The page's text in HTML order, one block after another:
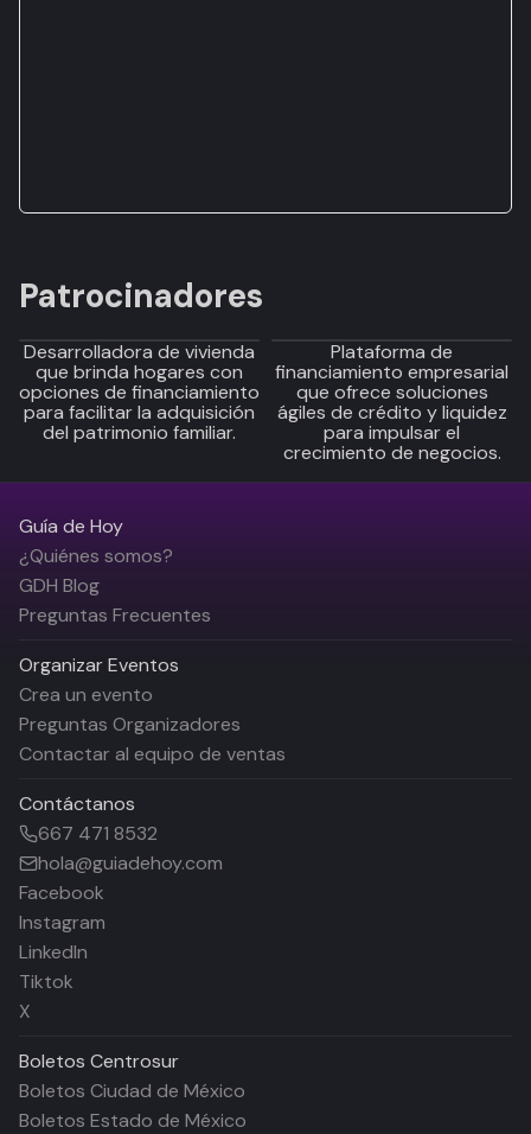
Patrocinadores
Desarrolladora de vivienda
que brinda hogares con
opciones de financiamiento
para facilitar la adquisición
del patrimonio familiar.
Plataforma de
financiamiento empresarial
que ofrece soluciones
ágiles de crédito y liquidez
para impulsar el
crecimiento de negocios.
Guía de Hoy
¿Quiénes somos?
GDH Blog
Preguntas Frecuentes
Organizar Eventos
Crea un evento
Preguntas Organizadores
Contactar al equipo de ventas
Contáctanos
667 471 8532
hola@guiadehoy.com
Facebook
Instagram
LinkedIn
Tiktok
X
Boletos Centrosur
Boletos Ciudad de México
Boletos Estado de México